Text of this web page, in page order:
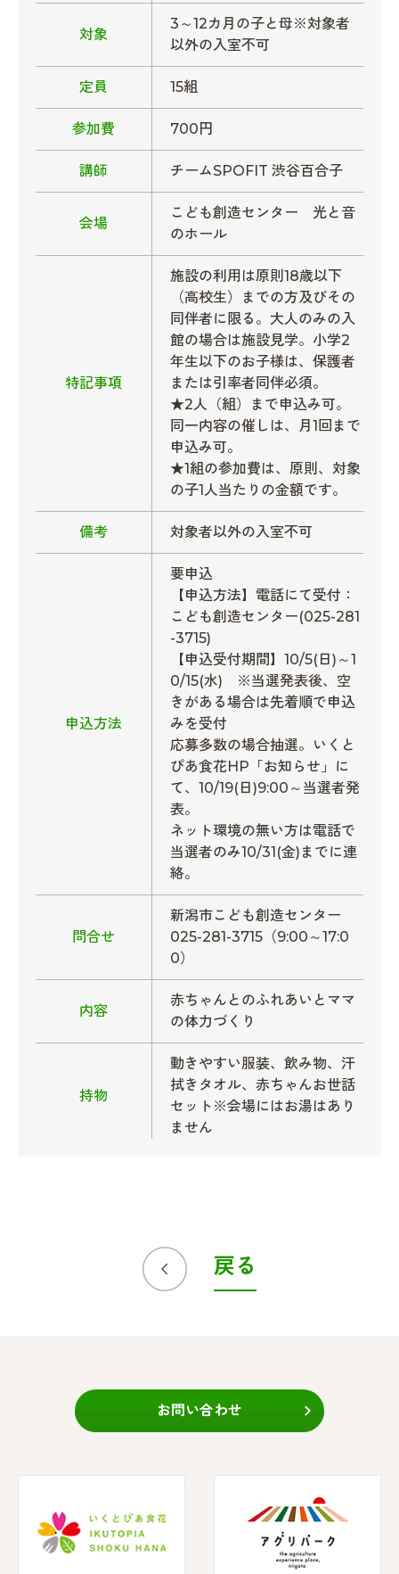
対象
3～12カ月の子と母※対象者
以外の入室不可
定員 15組
参加費 700円
講師 チームSPOFIT 渋谷百合子
会場
こども創造センター 光と音
のホール
特記事項
施設の利用は原則18歳以下
（高校生）までの方及びその
同伴者に限る。大人のみの入
館の場合は施設見学。小学2
年生以下のお子様は、保護者
または引率者同伴必須。
★2人（組）まで申込み可。
同一内容の催しは、月1回まで
申込み可。
★1組の参加費は、原則、対象
の子1人当たりの金額です。
備考 対象者以外の入室不可
申込方法
要申込
【申込方法】電話にて受付：
こども創造センター(025-281
-3715)
【申込受付期間】10/5(日)～1
0/15(水) ※当選発表後、空
きがある場合は先着順で申込
みを受付
応募多数の場合抽選。いくと
ぴあ食花HP「お知らせ」に
て、10/19(日)9:00～当選者発
表。
ネット環境の無い方は電話で
当選者のみ10/31(金)までに連
絡。
問合せ
新潟市こども創造センター
025-281-3715（9:00～17:0
0）
内容
赤ちゃんとのふれあいとママ
の体力づくり
持物
動きやすい服装、飲み物、汗
拭きタオル、赤ちゃんお世話
セット※会場にはお湯はあり
ません
戻る
お問い合わせ